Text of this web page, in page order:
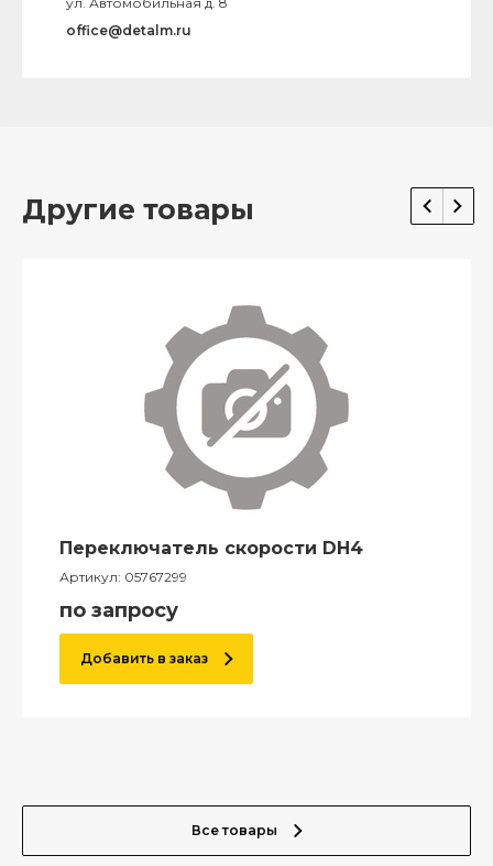
office@detalm.ru
Другие товары
Переключатель скорости DH4
Артикул: 05767299
по запросу
Добавить в заказ
Все товары